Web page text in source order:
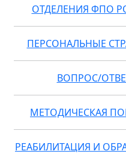
ОТДЕЛЕНИЯ ФПО
ПЕРСОНАЛЬНЫЕ
ВОПРОС/
МЕТОДИЧЕСКАЯ
РЕАБИЛИТАЦИЯ И